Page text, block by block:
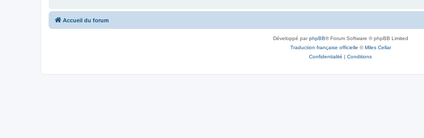
Accueil du forum
Développé parphpBB® Forum Software © phpBB Limited
Traduction française officielle ©Miles Cellar
Confidentialité | Conditions